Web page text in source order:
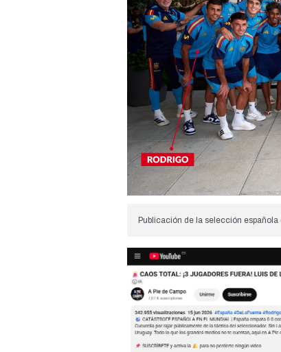
Publicación de la selección española